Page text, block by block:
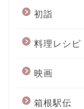
初詣
料理レシピ
映画
箱根駅伝